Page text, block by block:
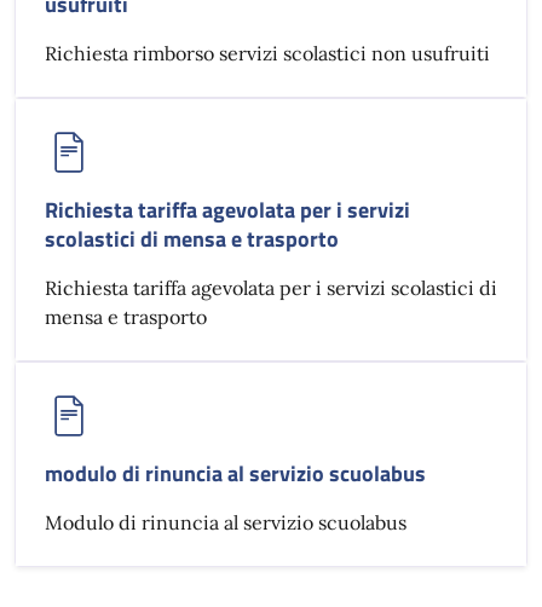
Richiesta rimborso servizi scolastici non usufruiti
Richiesta tariffa agevolata per i servizi
scolastici di mensa e trasporto
Richiesta tariffa agevolata per i servizi scolastici di
mensa e trasporto
modulo di rinuncia al servizio scuolabus
Modulo di rinuncia al servizio scuolabus